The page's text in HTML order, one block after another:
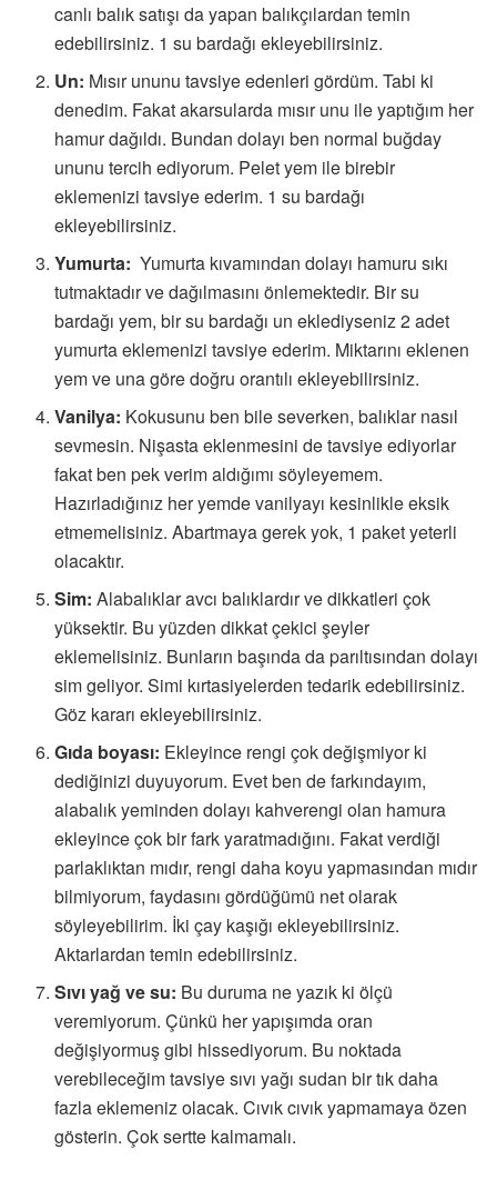
canlı balık satışı da yapan balıkçılardan temin
edebilirsiniz. 1 su bardağı ekleyebilirsiniz.
Un: Mısır ununu tavsiye edenleri gördüm. Tabi ki
denedim. Fakat akarsularda mısır unu ile yaptığım her
hamur dağıldı. Bundan dolayı ben normal buğday
ununu tercih ediyorum. Pelet yem ile birebir
eklemenizi tavsiye ederim. 1 su bardağı
ekleyebilirsiniz.
Yumurta: Yumurta kıvamından dolayı hamuru sıkı
tutmaktadır ve dağılmasını önlemektedir. Bir su
bardağı yem, bir su bardağı un eklediyseniz 2 adet
yumurta eklemenizi tavsiye ederim. Miktarını eklenen
yem ve una göre doğru orantılı ekleyebilirsiniz.
Vanilya: Kokusunu ben bile severken, balıklar nasıl
sevmesin. Nişasta eklenmesini de tavsiye ediyorlar
fakat ben pek verim aldığımı söyleyemem.
Hazırladığınız her yemde vanilyayı kesinlikle eksik
etmemelisiniz. Abartmaya gerek yok, 1 paket yeterli
olacaktır.
Sim: Alabalıklar avcı balıklardır ve dikkatleri çok
yüksektir. Bu yüzden dikkat çekici şeyler
eklemelisiniz. Bunların başında da parıltısından dolayı
sim geliyor. Simi kırtasiyelerden tedarik edebilirsiniz.
Göz kararı ekleyebilirsiniz.
Gıda boyası: Ekleyince rengi çok değişmiyor ki
dediğinizi duyuyorum. Evet ben de farkındayım,
alabalık yeminden dolayı kahverengi olan hamura
ekleyince çok bir fark yaratmadığını. Fakat verdiği
parlaklıktan mıdır, rengi daha koyu yapmasından mıdır
bilmiyorum, faydasını gördüğümü net olarak
söyleyebilirim. İki çay kaşığı ekleyebilirsiniz.
Aktarlardan temin edebilirsiniz.
Sıvı yağ ve su: Bu duruma ne yazık ki ölçü
veremiyorum. Çünkü her yapışımda oran
değişiyormuş gibi hissediyorum. Bu noktada
verebileceğim tavsiye sıvı yağı sudan bir tık daha
fazla eklemeniz olacak. Cıvık cıvık yapmamaya özen
gösterin. Çok sertte kalmamalı.